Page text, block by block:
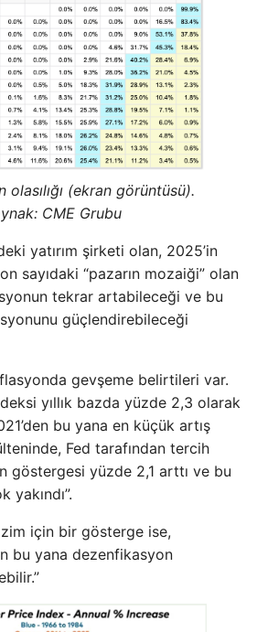
(ekran görüntüsü).
CME Grubu
yatırım şirketi olan, 2025’in
sayıdaki “pazarın mozaiği” olan
tekrar artabileceği ve bu
güçlendirebileceği
gevşeme belirtileri var.
yıllık bazda yüzde 2,3 olarak
bu yana en küçük artış
Fed tarafından tercih
göstergesi yüzde 2,1 arttı ve bu
için bir gösterge ise,
bu yana dezenfikasyon